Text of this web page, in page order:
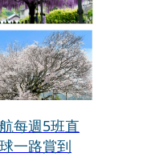
每週5班直
一路賞到